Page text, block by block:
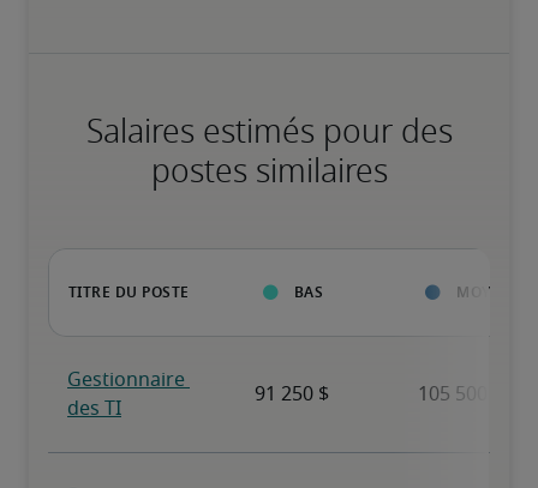
Salaires estimés pour des
postes similaires